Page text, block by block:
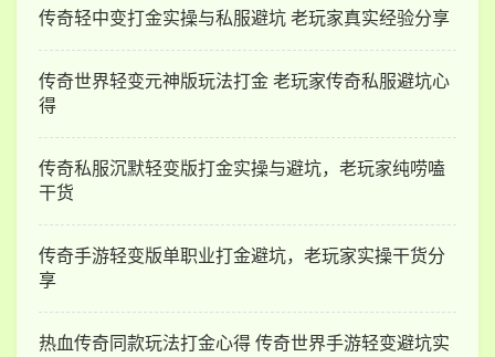
传奇轻中变打金实操与私服避坑 老玩家真实经验分享
传奇世界轻变元神版玩法打金 老玩家传奇私服避坑心
得
传奇私服沉默轻变版打金实操与避坑，老玩家纯唠嗑
干货
传奇手游轻变版单职业打金避坑，老玩家实操干货分
享
热血传奇同款玩法打金心得 传奇世界手游轻变避坑实